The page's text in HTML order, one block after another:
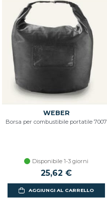
WEBER
Borsa per combustibile portatile 7007
Disponibile 1-3 giorni
25,62 €
AGGIUNGI AL CARRELLO